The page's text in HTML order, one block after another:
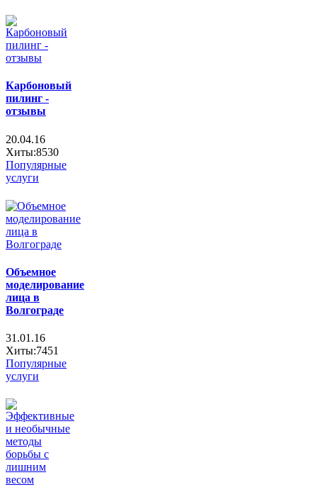
Карбоновый
пилинг -
отзывы
20.04.16
Хиты:8530
Популярные
услуги
Объемное
моделирование
лица в
Волгограде
31.01.16
Хиты:7451
Популярные
услуги